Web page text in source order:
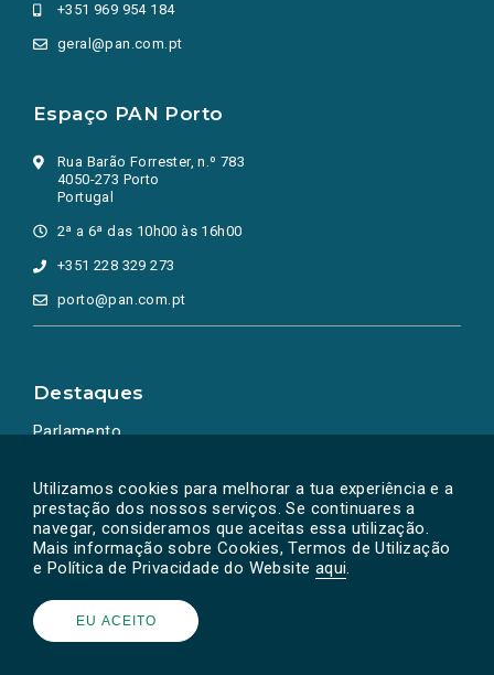
Utilizamos cookies para melhorar a tua experiência e a
prestação dos nossos serviços. Se continuares a
navegar, consideramos que aceitas essa utilização.
Mais informação sobre Cookies, Termos de Utilização
e Política de Privacidade do Website aqui.
EU ACEITO
+351 969 954 184
geral@pan.com.pt
Espaço PAN Porto
Rua Barão Forrester, n.º 783
4050-273 Porto
Portugal
2ª a 6ª das 10h00 às 16h00
+351 228 329 273
porto@pan.com.pt
Destaques
Parlamento
Powered by © PAN 2026